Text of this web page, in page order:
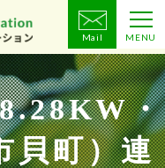
Mail MENU
・
貝町）連